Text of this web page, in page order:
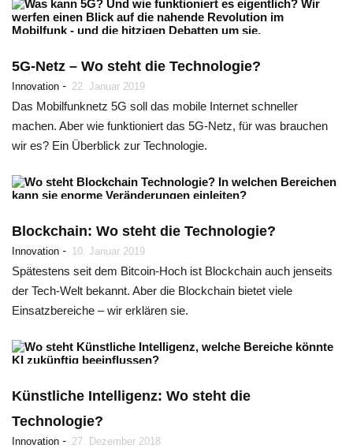
5G-Netz – Wo steht die Technologie?
Innovation - 22. Januar 2019
Das Mobilfunknetz 5G soll das mobile Internet schneller
machen. Aber wie funktioniert das 5G-Netz, für was brauchen
wir es? Ein Überblick zur Technologie.
Blockchain: Wo steht die Technologie?
Innovation - 10. Januar 2019
Spätestens seit dem Bitcoin-Hoch ist Blockchain auch jenseits
der Tech-Welt bekannt. Aber die Blockchain bietet viele
Einsatzbereiche – wir erklären sie.
Künstliche Intelligenz: Wo steht die
Technologie?
Innovation - 27. Dezember 2018